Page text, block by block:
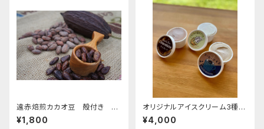
遠赤焙煎カカオ豆 殻付き ガ
ーナ産 200g
¥1,800
オリジナルアイスクリーム3種類
ギフトセット ６個入
¥4,000